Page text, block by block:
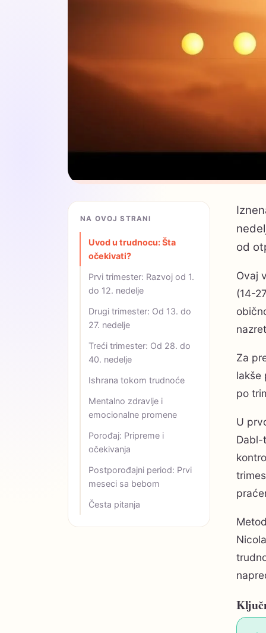
NA OVOJ STRANI
Uvod u trudnocu: Šta
očekivati?
Prvi trimester: Razvoj od 1.
do 12. nedelje
Drugi trimester: Od 13. do
27. nedelje
Treći trimester: Od 28. do
40. nedelje
Ishrana tokom trudnoće
Mentalno zdravlje i
emocionalne promene
Porođaj: Pripreme i
očekivanja
Postporođajni period: Prvi
meseci sa bebom
Česta pitanja
od
Ovaj
(14-
Za
po
U
Dabl-